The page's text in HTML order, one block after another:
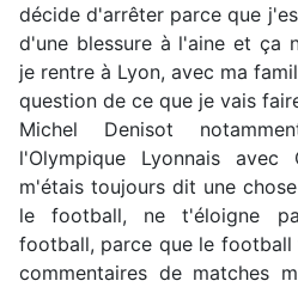
décide d'arrêter parce que
d'une blessure à l'aine et ça
je rentre à Lyon, avec ma
question de ce que je vais
Michel Denisot
l'Olympique Lyonnais
m'étais toujours dit une
le football, ne t'éloigne
football, parce que le football
commentaires de matches